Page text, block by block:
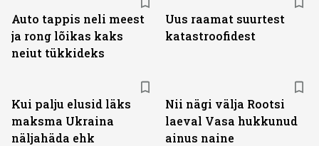
Auto tappis neli meest
ja rong lõikas kaks
neiut tükkideks
Uus raamat suurtest
katastroofidest
Kui palju elusid läks
maksma Ukraina
näljahäda ehk
Nii nägi välja Rootsi
laeval Vasa hukkunud
ainus naine